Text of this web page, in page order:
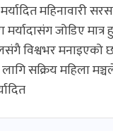
महिनावारी
मर्यादासंग जोडिए
विश्वभर मनाइएको
सक्रिय महिला